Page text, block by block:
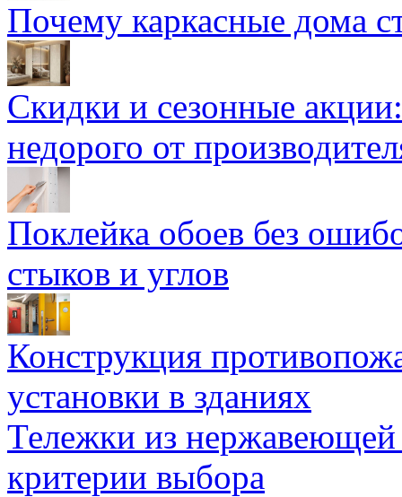
Почему каркасные дома
Скидки и сезонные
недорого от
Поклейка обоев без
стыков и углов
Конструкция
установки в зданиях
Тележки из
критерии выбора